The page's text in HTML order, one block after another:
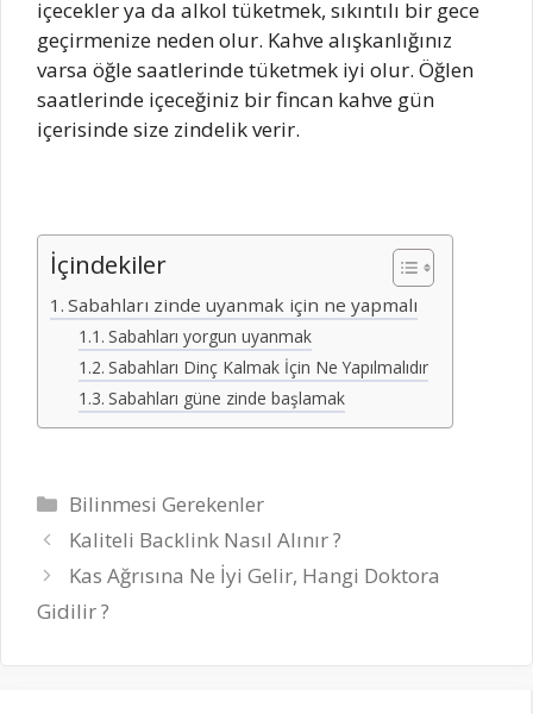
içecekler ya da alkol tüketmek, sıkıntılı bir gece
geçirmenize neden olur. Kahve alışkanlığınız
varsa öğle saatlerinde tüketmek iyi olur. Öğlen
saatlerinde içeceğiniz bir fincan kahve gün
içerisinde size zindelik verir.
İçindekiler
Sabahları zinde uyanmak için ne yapmalı
Sabahları yorgun uyanmak
Sabahları Dinç Kalmak İçin Ne Yapılmalıdır
Sabahları güne zinde başlamak
Kategoriler
Bilinmesi Gerekenler
Kaliteli Backlink Nasıl Alınır ?
Kas Ağrısına Ne İyi Gelir, Hangi Doktora
Gidilir ?